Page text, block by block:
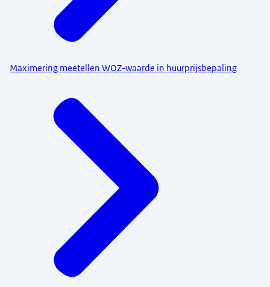
Maximering meetellen WOZ-waarde in huurprijsbepaling